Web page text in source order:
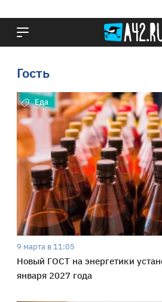
Гость
Еда
9 марта в 11:05
Новый ГОСТ на энергетики
января 2027 года